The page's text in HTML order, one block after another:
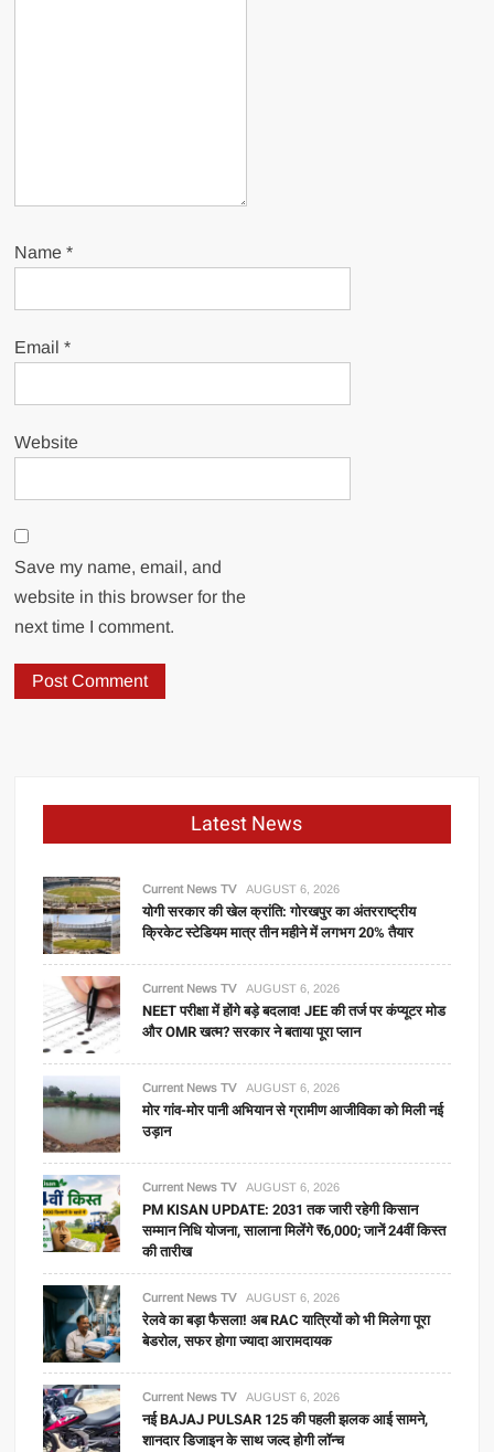
Name*
Email*
Website
Save my name, email, and
website in this browser for the
next time I comment.
Latest News
Current News TV AUGUST 6, 2026
योगी सरकार की खेल क्रांति: गोरखपुर का अंतरराष्ट्रीय
क्रिकेट स्टेडियम मात्र तीन महीने में लगभग 20% तैयार
Current News TV AUGUST 6, 2026
NEET परीक्षा में होंगे बड़े बदलाव! JEE की तर्ज पर कंप्यूटर मोड
और OMR खत्म? सरकार ने बताया पूरा प्लान
Current News TV AUGUST 6, 2026
मोर गांव-मोर पानी अभियान से ग्रामीण आजीविका को मिली नई
उड़ान
Current News TV AUGUST 6, 2026
PM KISAN UPDATE: 2031 तक जारी रहेगी किसान
सम्मान निधि योजना, सालाना मिलेंगे ₹6,000; जानें 24वीं किस्त
की तारीख
Current News TV AUGUST 6, 2026
रेलवे का बड़ा फैसला! अब RAC यात्रियों को भी मिलेगा पूरा
बेडरोल, सफर होगा ज्यादा आरामदायक
Current News TV AUGUST 6, 2026
नई BAJAJ PULSAR 125 की पहली झलक आई सामने,
शानदार डिजाइन के साथ जल्द होगी लॉन्च